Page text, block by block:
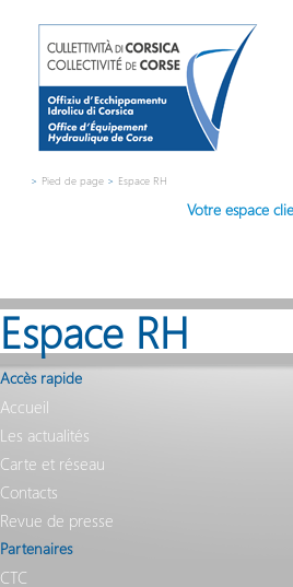
> Pied de page > Espace RH
Votre espace
Espace RH
Accès rapide
Accueil
Les actualités
Carte et réseau
Contacts
Revue de presse
Partenaires
CTC